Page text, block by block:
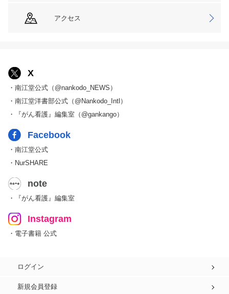
アクセス
X
・南江堂公式（@nankodo_NEWS）
・南江堂洋書部公式（@Nankodo_Intl）
・『がん看護』編集室（@gankango）
Facebook
・南江堂公式
・NurSHARE
note
・『がん看護』編集室
Instagram
・電子書籍 公式
ログイン
新規会員登録